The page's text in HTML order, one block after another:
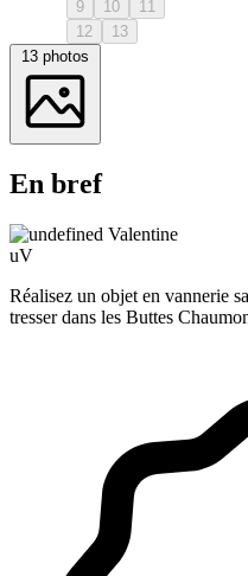
9
10
11
12
13
En bref
uV
Réalisez un objet en vannerie
tresser dans les Buttes